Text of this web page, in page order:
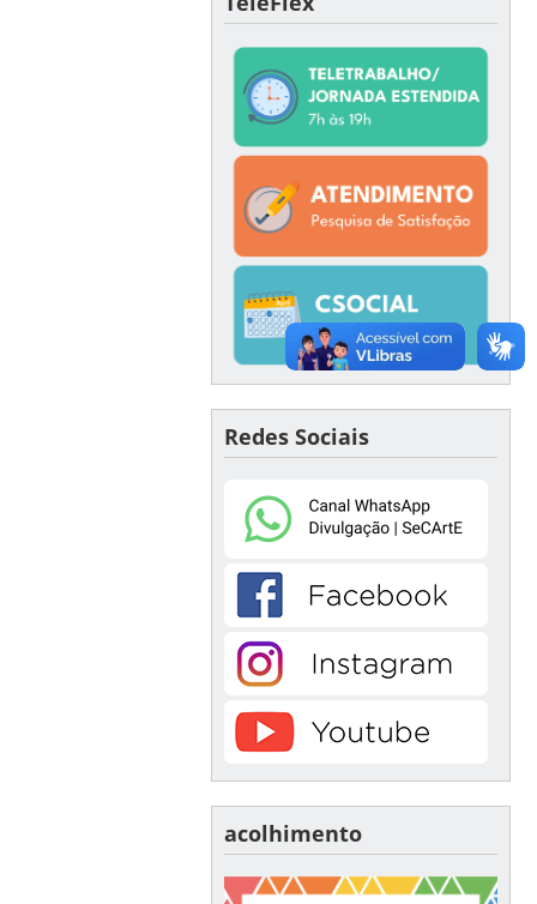
Redes Sociais
acolhimento